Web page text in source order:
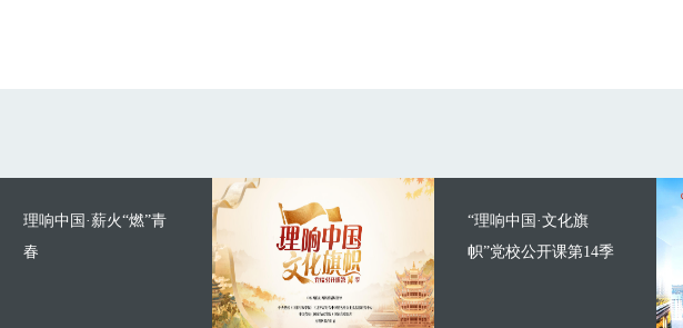
理响中国·薪火“燃”青
春
“理响中国·文化旗
帜”党校公开课第14季